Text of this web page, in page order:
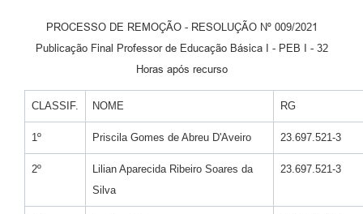
PROCESSO DE REMOÇÃO - RESOLUÇÃO Nº 009/2021
Publicação Final Professor de Educação Básica I - PEB I - 32
Horas após recurso
CLASSIF. NOME RG
1º Priscila Gomes de Abreu D'Aveiro 23.697.521-3
2º
Lilian Aparecida Ribeiro Soares da
Silva
23.697.521-3